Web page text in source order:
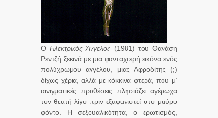
ΟΗλεκτρικός Άγγελος (1981) του Θανάση
Ρεντζή ξεκινά με μια φανταχτερή εικόνα ενός
πολύχρωμου αγγέλου, μιας Αφροδίτης (;)
δίχως χέρια, αλλά με κόκκινα φτερά, που μ’
αινιγματικές προθέσεις πλησιάζει αγέρωχα
τον θεατή λίγο πριν εξαφανιστεί στο μαύρο
φόντο. Η σεξουαλικότητα, ο ερωτισμός,